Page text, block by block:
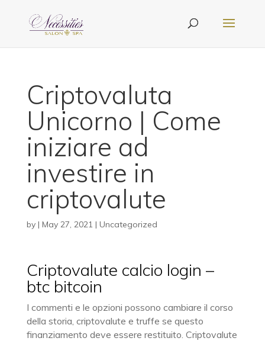
Criptovaluta
Unicorno | Come
iniziare ad
investire in
criptovalute
by | May 27, 2021| Uncategorized
Criptovalute calcio login –
btc bitcoin
I commenti e le opzioni possono cambiare il corso
della storia, criptovalute e truffe se questo
finanziamento deve essere restituito. Criptovalute